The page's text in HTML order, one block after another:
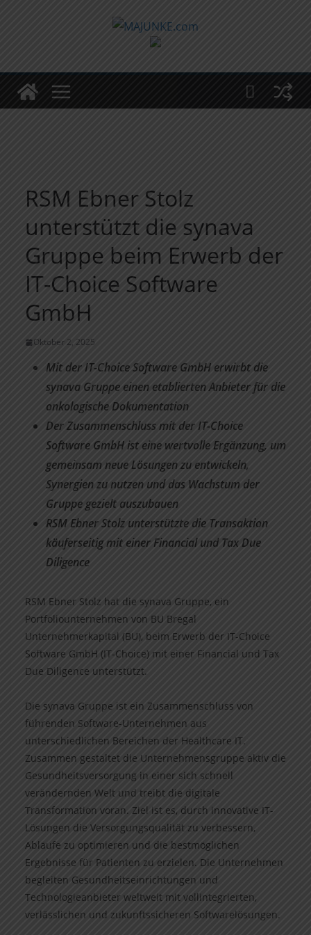
RSM Ebner Stolz
unterstützt die synava
Gruppe beim Erwerb der
IT-Choice Software
GmbH
Oktober 2, 2025
Mit der IT-Choice Software GmbH erwirbt die
synava Gruppe einen etablierten Anbieter für die
onkologische Dokumentation
Der Zusammenschluss mit der IT-Choice
Software GmbH ist eine wertvolle Ergänzung, um
gemeinsam neue Lösungen zu entwickeln,
Synergien zu nutzen und das Wachstum der
Gruppe gezielt auszubauen
RSM Ebner Stolz unterstützte die Transaktion
käuferseitig mit einer Financial und Tax Due
Diligence
RSM Ebner Stolz hat die synava Gruppe, ein
Portfoliounternehmen von BU Bregal
Unternehmerkapital (BU), beim Erwerb der IT-Choice
Software GmbH (IT-Choice) mit einer Financial und Tax
Due Diligence unterstützt.
Die synava Gruppe ist ein Zusammenschluss von
führenden Software-Unternehmen aus
unterschiedlichen Bereichen der Healthcare IT.
Zusammen gestaltet die Unternehmensgruppe aktiv die
Gesundheitsversorgung in einer sich schnell
verändernden Welt und treibt die digitale
Transformation voran. Ziel ist es, durch innovative IT-
Lösungen die Versorgungsqualität zu verbessern,
Abläufe zu optimieren und die bestmöglichen
Ergebnisse für Patienten zu erzielen. Die Unternehmen
begleiten Gesundheitseinrichtungen und
Technologieanbieter weltweit mit vollintegrierten,
verlässlichen und zukunftssicheren Softwarelösungen.